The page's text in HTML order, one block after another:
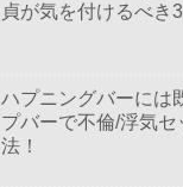
貞が気を付けるべき
ハプニングバーには
プバーで不倫/浮気
法！